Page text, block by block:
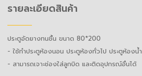
รายละเอียดสินค้า
ประตูอัดยางทนชื้น​ ขนาด 80*200
- ใช้ทำประตูห้องนอน ประตูห้องทั่วไป ประตูห้องน้ำ
- สามารถเจาะช่องใส่ลูกบิด และติดอุปกรณ์อื่นได้